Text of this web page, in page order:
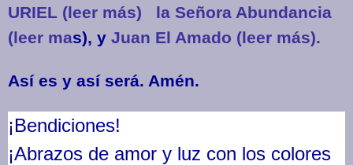
URIEL (leer más)
la Señora Abundancia
(leer mas), y Juan El Amado (leer más).
Así es y así será. Amén.
¡Bendiciones!
¡Abrazos de amor y luz con los colores